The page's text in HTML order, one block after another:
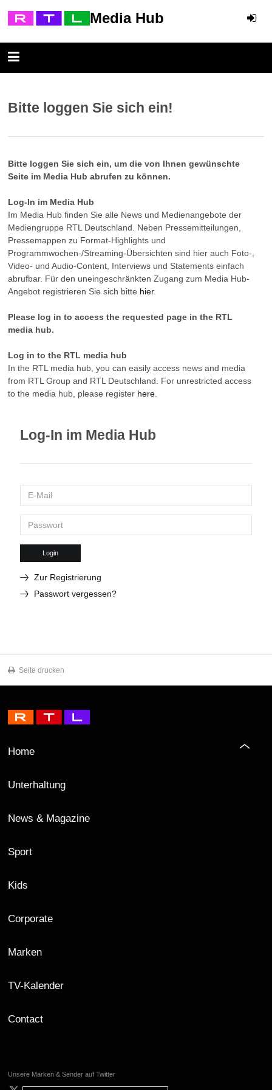
Media Hub
Bitte loggen Sie sich ein!
Bitte loggen Sie sich ein, um die von Ihnen gewünschte
Seite im Media Hub abrufen zu können.
Log-In im Media Hub
Im Media Hub finden Sie alle News und Medienangebote der
Mediengruppe RTL Deutschland. Neben Pressemitteilungen,
Pressemappen zu Format-Highlights und
Programmwochen-/Streaming-Übersichten sind hier auch Foto-,
Video- und Audio-Content, Interviews und Statements einfach
abrufbar. Für den uneingeschränkten Zugang zum Media Hub-
Angebot registrieren Sie sich bitte hier.
Please log in to access the requested page in the RTL
media hub.
Log in to the RTL media hub
In the RTL media hub, you can easily access news and media
from RTL Group and RTL Deutschland. For unrestricted access
to the media hub, please register here
Log-In im Media Hub
Login
Zur Registrierung
Passwort vergessen?
Seite drucken
Home
Unterhaltung
News & Magazine
Sport
Kids
Corporate
Marken
TV-Kalender
Contact
Unsere Marken & Sender auf Twitter